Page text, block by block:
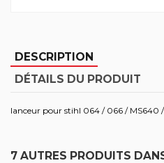
DESCRIPTION
DÉTAILS DU PRODUIT
lanceur pour stihl 064 / 066 / MS640
7 AUTRES PRODUITS